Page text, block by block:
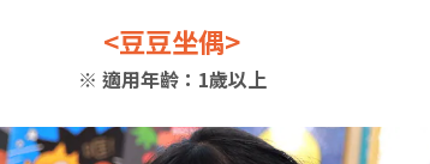
<豆豆坐偶>
※ 適用年齡：1歲以上